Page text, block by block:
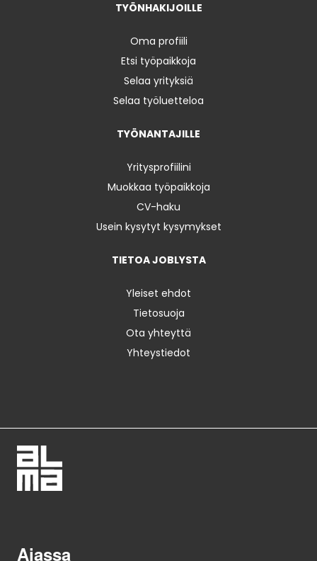
TYÖNHAKIJOILLE
Oma profiili
Etsi työpaikkoja
Selaa yrityksiä
Selaa työluetteloa
TYÖNANTAJILLE
Yritysprofiilini
Muokkaa työpaikkoja
CV-haku
Usein kysytyt kysymykset
TIETOA JOBLYSTA
Yleiset ehdot
Tietosuoja
Ota yhteyttä
Yhteystiedot